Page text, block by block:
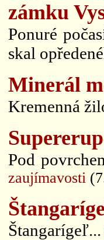
zámku
Ponuré
skal
Minerál
Kremenná
Pod
zaujímavosti
Štangarígeľ...